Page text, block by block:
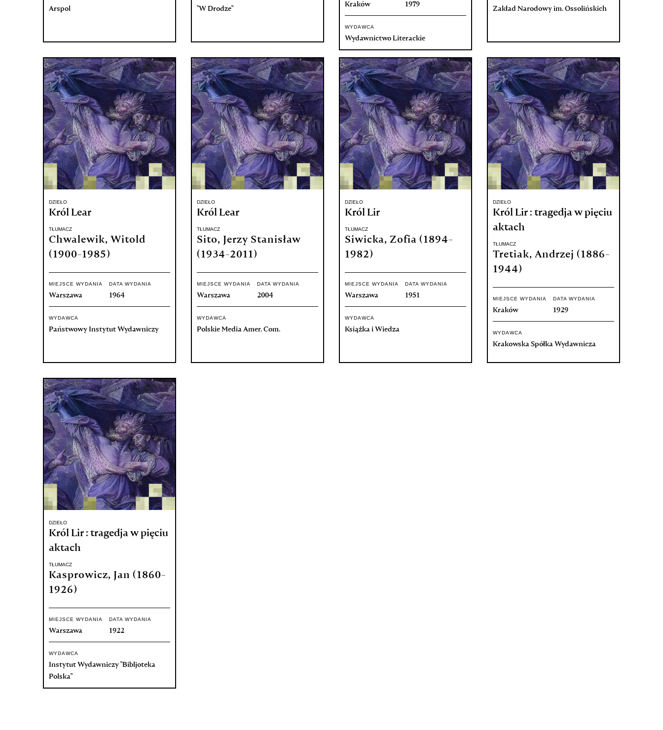
Arspol "W Drodze"
Kraków 1979
WYDAWCA
Wydawnictwo Literackie
Zakład Narodowy im. Ossolińskich
DZIEŁO
Król Lear
TŁUMACZ
Chwalewik, Witold
(1900-1985)
MIEJSCE WYDANIA
Warszawa
DATA WYDANIA
1964
WYDAWCA
Państwowy Instytut Wydawniczy
DZIEŁO
Król Lear
TŁUMACZ
Sito, Jerzy Stanisław
(1934-2011)
MIEJSCE WYDANIA
Warszawa
DATA WYDANIA
2004
WYDAWCA
Polskie Media Amer. Com.
DZIEŁO
Król Lir
TŁUMACZ
Siwicka, Zofia (1894-
1982)
MIEJSCE WYDANIA
Warszawa
DATA WYDANIA
1951
WYDAWCA
Książka i Wiedza
DZIEŁO
Król Lir : tragedja w pięciu
aktach
TŁUMACZ
Tretiak, Andrzej (1886-
1944)
MIEJSCE WYDANIA
Kraków
DATA WYDANIA
1929
WYDAWCA
Krakowska Spółka Wydawnicza
DZIEŁO
Król Lir : tragedja w pięciu
aktach
TŁUMACZ
Kasprowicz, Jan (1860-
1926)
MIEJSCE WYDANIA
Warszawa
DATA WYDANIA
1922
WYDAWCA
Instytut Wydawniczy "Bibljoteka
Polska"